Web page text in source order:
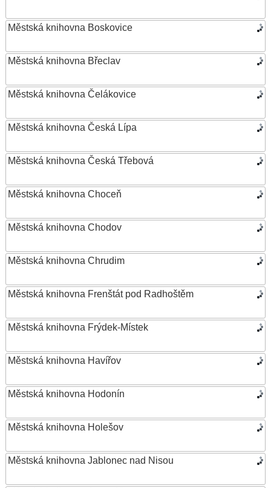
Městská knihovna Boskovice
Městská knihovna Břeclav
Městská knihovna Čelákovice
Městská knihovna Česká Lípa
Městská knihovna Česká Třebová
Městská knihovna Choceň
Městská knihovna Chodov
Městská knihovna Chrudim
Městská knihovna Frenštát pod Radhoštěm
Městská knihovna Frýdek-Místek
Městská knihovna Havířov
Městská knihovna Hodonín
Městská knihovna Holešov
Městská knihovna Jablonec nad Nisou